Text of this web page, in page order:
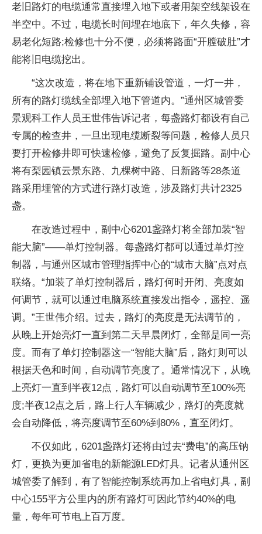
老旧路灯的电缆通常直接埋入地下或者用架空线架设在
半空中。不过，电缆长时间埋在地底下，年久失修，容
易老化短路;检修也十分不便，必须将路面“开膛破肚”才
能将旧电缆挖出。
“这次改造，将在地下重新铺设管道，一灯一井，
所有的路灯缆线全部埋入地下管道内。”通州区城管委
景观科工作人员王世伟告诉记者，每盏路灯都设有自己
专属的检查井，一旦出现电缆断裂等问题，检修人员只
要打开检修井即可快速检修，避免了反复掘路。副中心
将有梨园镇云景东路、九棵树中路、日新路等28条道
路采用埋管的方式进行路灯改造，涉及路灯共计2325
盏。
在改造过程中，副中心6201盏路灯将全部加装“智
能大脑”——单灯控制器。每盏路灯都可以通过单灯控
制器，与通州区城市管理指挥中心的“城市大脑”点对点
联络。“加装了单灯控制器后，路灯何时开闭、亮度如
何调节，就可以通过电脑系统直接发出指令，遥控、遥
调。”王世伟介绍。过去，路灯的亮度是无法调节的，
从晚上开始亮灯一直到第二天早晨闭灯，全部是同一亮
度。而有了单灯控制器这一“智能大脑”后，路灯则可以
根据天色和时间，自动调节亮度了。通常情况下，从晚
上亮灯一直到半夜12点，路灯可以自动调节至100%亮
度;半夜12点之后，路上行人车辆减少，路灯的亮度就
会自动降低，将亮度调节至60%到80%，直至闭灯。
不仅如此，6201盏路灯还将由过去“费电”的高压钠
灯，更换为更加省电的新能源LED灯具。记者从通州区
城管委了解到，有了智能控制系统再加上省电灯具，副
中心155平方公里内的所有路灯可因此节约40%的电
量，每年可节电上百万度。